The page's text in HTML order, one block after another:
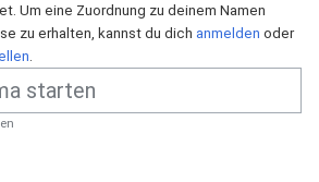
Um eine Zuordnung zu deinem Namen
zu erhalten, kannst du dich anmelden oder
.